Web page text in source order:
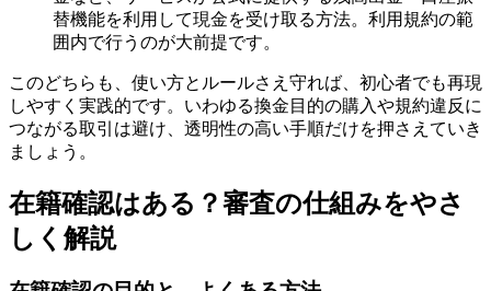
替機能を利用して現金を受け取る方法。利用規約の範
囲内で行うのが大前提です。
このどちらも、使い方とルールさえ守れば、初心者でも再現
しやすく実践的です。いわゆる換金目的の購入や規約違反に
つながる取引は避け、透明性の高い手順だけを押さえていき
ましょう。
在籍確認はある？審査の仕組みをやさ
しく解説